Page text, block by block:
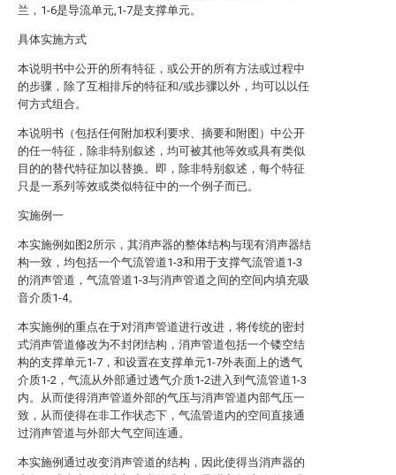
兰，1-6是导流单元,1-7是支撑单元。
具体实施方式
本说明书中公开的所有特征，或公开的所有方法或过程中
的步骤，除了互相排斥的特征和/或步骤以外，均可以以任
何方式组合。
本说明书（包括任何附加权利要求、摘要和附图）中公开
的任一特征，除非特别叙述，均可被其他等效或具有类似
目的的替代特征加以替换。即，除非特别叙述，每个特征
只是一系列等效或类似特征中的一个例子而已。
实施例一
本实施例如图2所示，其消声器的整体结构与现有消声器结
构一致，均包括一个气流管道1-3和用于支撑气流管道1-3
的消声管道，气流管道1-3与消声管道之间的空间内填充吸
音介质1-4。
本实施例的重点在于对消声管道进行改进，将传统的密封
式消声管道修改为不封闭结构，消声管道包括一个镂空结
构的支撑单元1-7，和设置在支撑单元1-7外表面上的透气
介质1-2，气流从外部通过透气介质1-2进入到气流管道1-3
内。从而使得消声管道外部的气压与消声管道内部气压一
致，从而使得在非工作状态下，气流管道内的空间直接通
过消声管道与外部大气空间连通。
本实施例通过改变消声管道的结构，因此使得当消声器的